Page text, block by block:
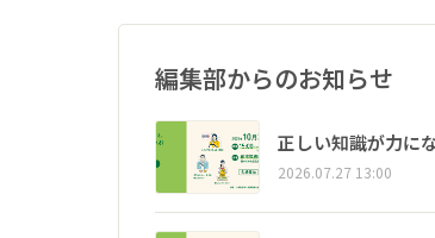
編集部からのお知らせ
正しい知識が力に
2026.07.27 13:00